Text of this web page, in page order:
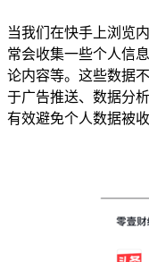
当我们在快手上浏览
常会收集一些个人信
论内容等。这些数据
于广告推送、数据分
有效避免个人数据被